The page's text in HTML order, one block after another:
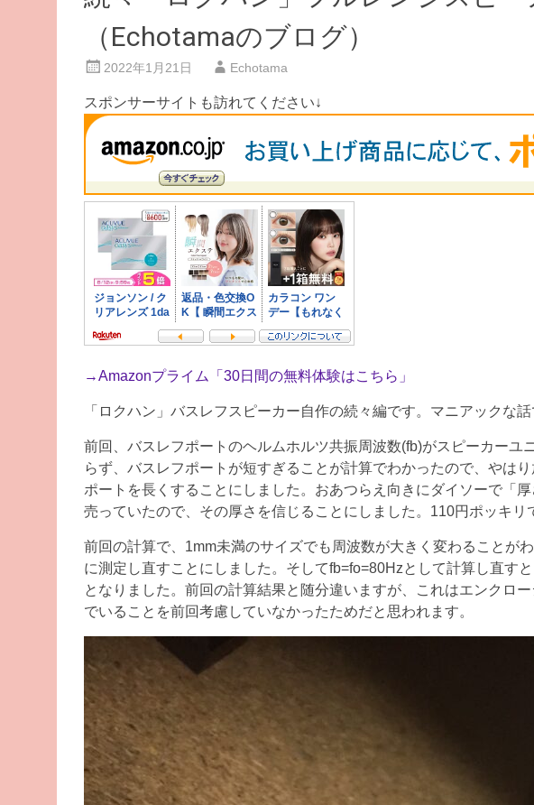
（Echotamaのブログ）
2022年1月21日 Echotama
スポンサーサイトも訪れてください↓
→Amazonプライム「30日間の無料体験はこちら」
「ロクハン」バスレフスピーカー自作の続々編です。マニアックな話
前回、バスレフポートのヘルムホルツ共振周波数(fb)がスピーカーユ
らず、バスレフポートが短すぎることが計算でわかったので、やは
ポートを長くすることにしました。おあつらえ向きにダイソーで「
売っていたので、その厚さを信じることにしました。110円ポッキリ
前回の計算で、1mm未満のサイズでも周波数が大きく変わることが
に測定し直すことにしました。そしてfb=fo=80Hzとして計算し直す
となりました。前回の計算結果と随分違いますが、これはエンクロ
でいることを前回考慮していなかったためだと思われます。